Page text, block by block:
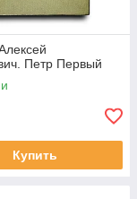
Петр Первый
Купить